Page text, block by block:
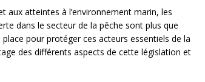
aux atteintes à l’environnement marin, les
dans le secteur de la pêche sont plus que
pour protéger ces acteurs essentiels de la
des différents aspects de cette législation et